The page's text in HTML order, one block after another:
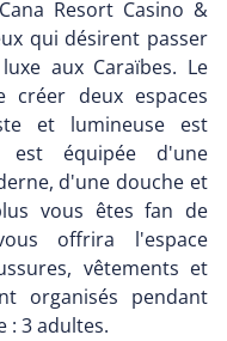
Resort Casino &
qui désirent passer
aux Caraïbes. Le
créer deux espaces
et lumineuse est
est équipée d'une
d'une douche et
vous êtes fan de
offrira l'espace
vêtements et
organisés pendant
: 3 adultes.